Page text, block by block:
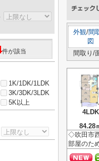
外観/間
図
間取り/
4LDK
84.28
◇吹田市
部屋のた
件が該当
1K/1DK/1LDK
3K/3DK/3LDK
5K以上